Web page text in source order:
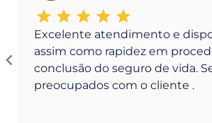
Excelente atendimento e
assim como rapidez em
conclusão do seguro de vida.
preocupados com o cliente .